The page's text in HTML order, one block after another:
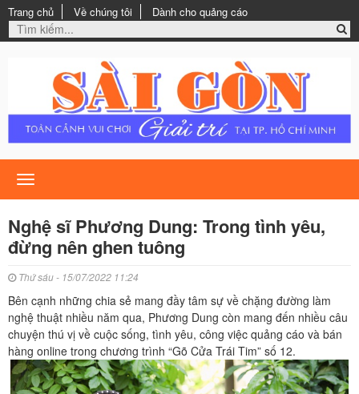
Trang chủ Về chúng tôi Dành cho quảng cáo
Toggle
navigation
Nghệ sĩ Phương Dung: Trong tình yêu,
đừng nên ghen tuông
Thứ sáu - 15/07/2022 11:24
Bên cạnh những chia sẻ mang đầy tâm sự về chặng đường làm
nghệ thuật nhiều năm qua, Phương Dung còn mang đến nhiều câu
chuyện thú vị về cuộc sống, tình yêu, công việc quảng cáo và bán
hàng online trong chương trình “Gõ Cửa Trái Tim” số 12.